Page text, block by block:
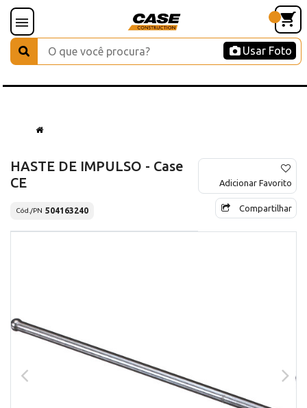
Usar Foto
HASTE DE IMPULSO - Case
CE
Cód./PN 504163240
Adicionar Favorito
Compartilhar